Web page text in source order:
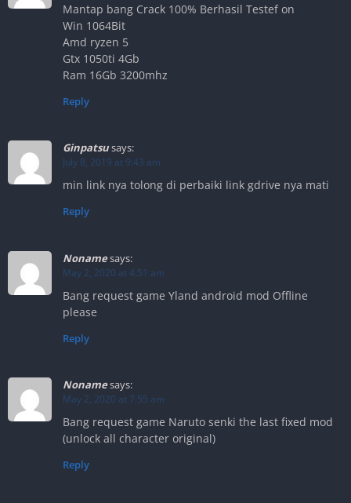
Mantap bang Crack 100% Berhasil Testef on
Win 1064Bit
Amd ryzen 5
Gtx 1050ti 4Gb
Ram 16Gb 3200mhz
Reply
Ginpatsusays:
July 8, 2019 at 9:43 am
min link nya tolong di perbaiki link gdrive nya mati
Reply
Nonamesays:
May 2, 2020 at 4:51 am
Bang request game Yland android mod Offline
please
Reply
Nonamesays:
May 2, 2020 at 7:55 am
Bang request game Naruto senki the last fixed mod
(unlock all character original)
Reply